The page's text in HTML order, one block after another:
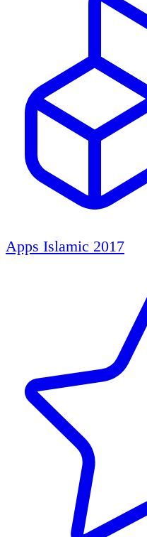
Apps Islamic 2017